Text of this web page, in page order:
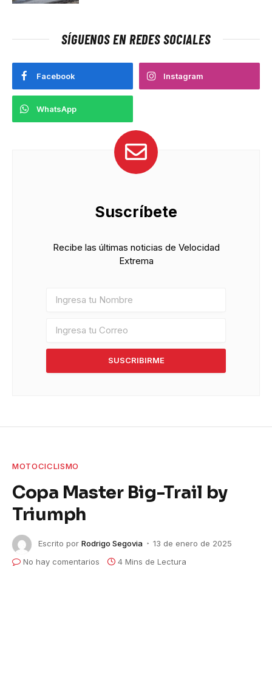
SÍGUENOS EN REDES SOCIALES
Facebook Instagram
WhatsApp
Suscríbete
Recibe las últimas noticias de Velocidad
Extrema
SUSCRIBIRME
MOTOCICLISMO
Copa Master Big-Trail by
Triumph
Escrito por Rodrigo Segovia
13 de enero de 2025
No hay comentarios
4 Mins de Lectura